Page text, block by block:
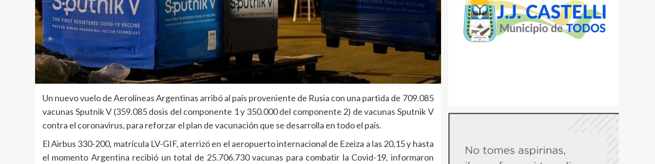
Un nuevo vuelo de Aerolíneas Argentinas arribó al país proveniente de Rusia con una partida de 709.085
vacunas Sputnik V (359.085 dosis del componente 1 y 350.000 del componente 2) de vacunas Sputnik V
contra el coronavirus, para reforzar el plan de vacunación que se desarrolla en todo el país.
El Airbus 330-200, matrícula LV-GIF, aterrizó en el aeropuerto internacional de Ezeiza a las 20,15 y hasta
el momento Argentina recibió un total de 25.706.730 vacunas para combatir la Covid-19, informaron